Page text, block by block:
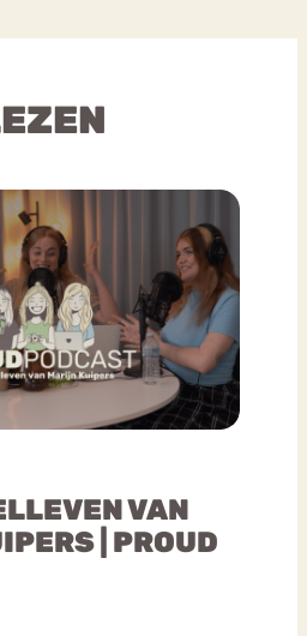
VAN
| PROUD